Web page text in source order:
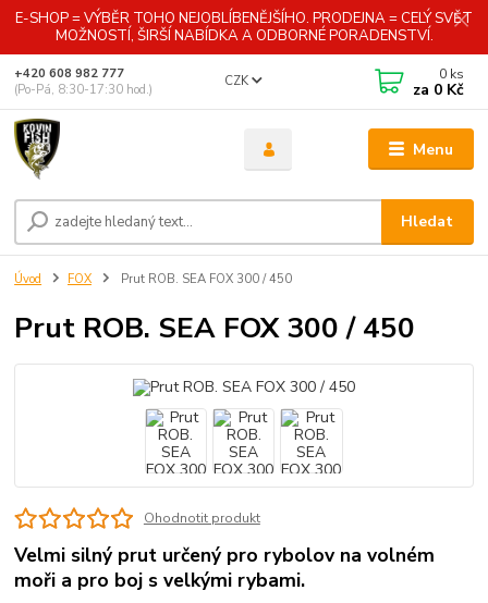
E-SHOP = VÝBĚR TOHO NEJOBLÍBENĚJŠÍHO. PRODEJNA = CELÝ SVĚT
MOŽNOSTÍ, ŠIRŠÍ NABÍDKA A ODBORNÉ PORADENSTVÍ.
Menu
CZK
Hledat
+420 608 982 777
(Po-Pá, 8:30-17:30 hod.)
0 ks
za 0 Kč
Úvod FOX Prut ROB. SEA FOX 300 / 450
Prut ROB. SEA FOX 300 / 450
Ohodnotit produkt
Velmi silný prut určený pro rybolov na volném
moři a pro boj s velkými rybami.